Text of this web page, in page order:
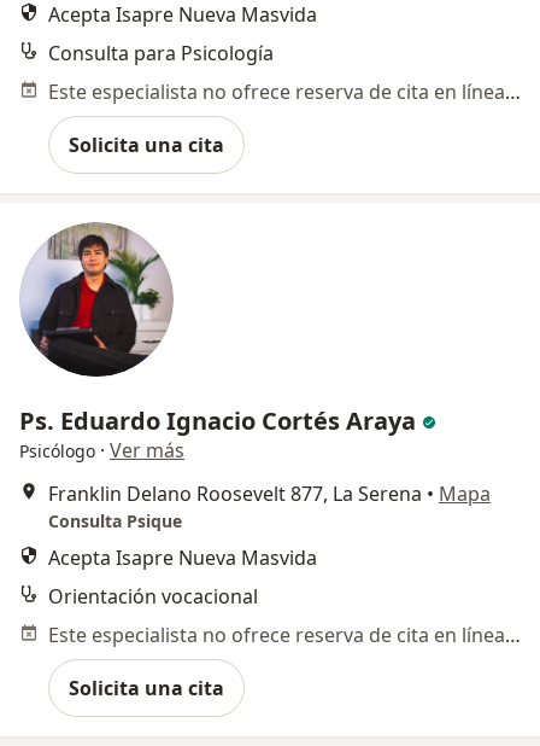
Acepta Isapre Nueva Masvida
Consulta para Psicología
Este especialista no ofrece reserva de cita en línea en esta dirección.
Solicita una cita
Ps. Eduardo Ignacio Cortés Araya
Psicólogo · Ver más
Franklin Delano Roosevelt 877, La Serena • Mapa
Consulta Psique
Acepta Isapre Nueva Masvida
Orientación vocacional
Este especialista no ofrece reserva de cita en línea en esta dirección.
Solicita una cita